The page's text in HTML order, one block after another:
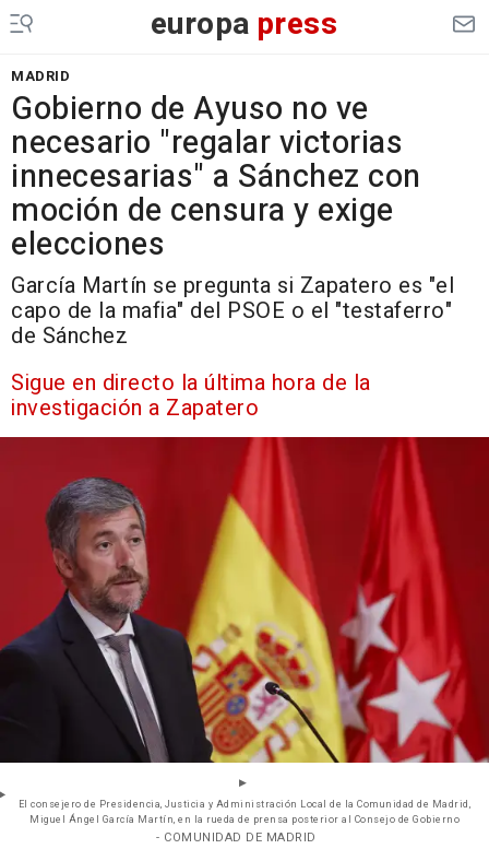
europa press
MADRID
Gobierno de Ayuso no ve
necesario "regalar victorias
innecesarias" a Sánchez con
moción de censura y exige
elecciones
García Martín se pregunta si Zapatero es "el
capo de la mafia" del PSOE o el "testaferro"
de Sánchez
Sigue en directo la última hora de la
investigación a Zapatero
El consejero de Presidencia, Justicia y Administración Local de la Comunidad de Madrid,
Miguel Ángel García Martín, en la rueda de prensa posterior al Consejo de Gobierno
- COMUNIDAD DE MADRID